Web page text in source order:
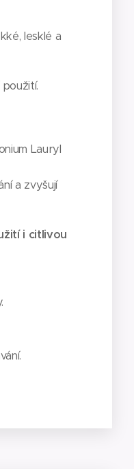
lesklé a
Lauryl
a zvyšují
i citlivou